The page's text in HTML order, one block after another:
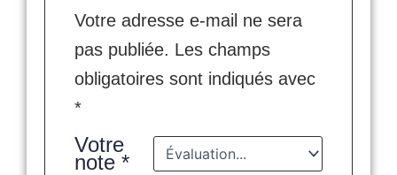
Votre adresse e-mail ne sera
pas publiée. Les champs
obligatoires sont indiqués avec
*
Votre
note*